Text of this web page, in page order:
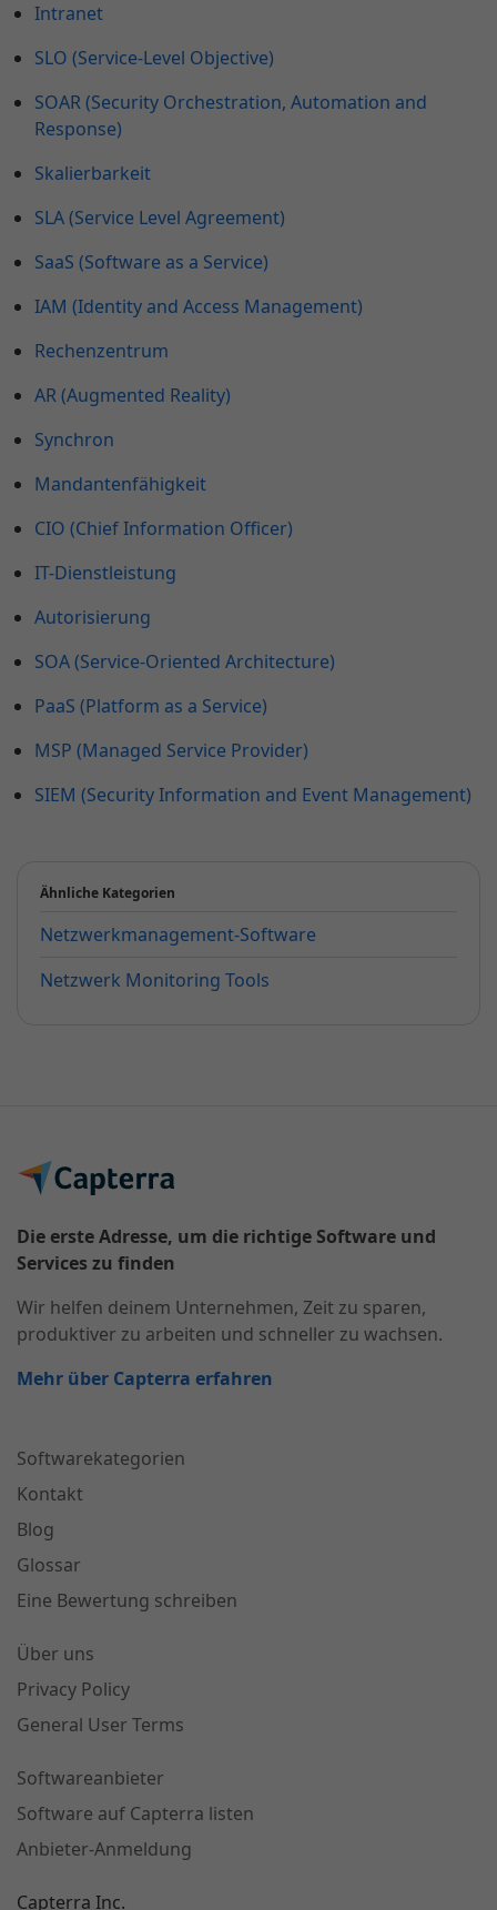
Intranet
SLO (Service-Level Objective)
SOAR (Security Orchestration, Automation and
Response)
Skalierbarkeit
SLA (Service Level Agreement)
SaaS (Software as a Service)
IAM (Identity and Access Management)
Rechenzentrum
AR (Augmented Reality)
Synchron
Mandantenfähigkeit
CIO (Chief Information Officer)
IT-Dienstleistung
Autorisierung
SOA (Service-Oriented Architecture)
PaaS (Platform as a Service)
MSP (Managed Service Provider)
SIEM (Security Information and Event Management)
Ähnliche Kategorien
Netzwerkmanagement-Software
Netzwerk Monitoring Tools
Die erste Adresse, um die richtige Software und
Services zu finden
Wir helfen deinem Unternehmen, Zeit zu sparen,
produktiver zu arbeiten und schneller zu wachsen.
Mehr über Capterra erfahren
Softwarekategorien
Kontakt
Blog
Glossar
Eine Bewertung schreiben
Über uns
Privacy Policy
General User Terms
Softwareanbieter
Software auf Capterra listen
Anbieter-Anmeldung
Capterra Inc.